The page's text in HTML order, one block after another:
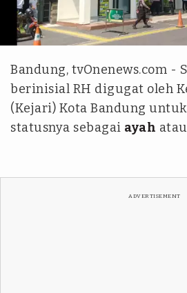
tvOnenews.com - Ilham
Bandung, tvOnenews.com -
berinisial RH digugat oleh
(Kejari) Kota Bandung
statusnya sebagai ayah
ADVERTISEMENT